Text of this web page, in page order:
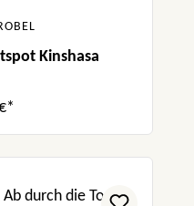
Kinshasa